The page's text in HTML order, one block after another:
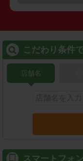
こだわり条件
店舗名
スマートフォン